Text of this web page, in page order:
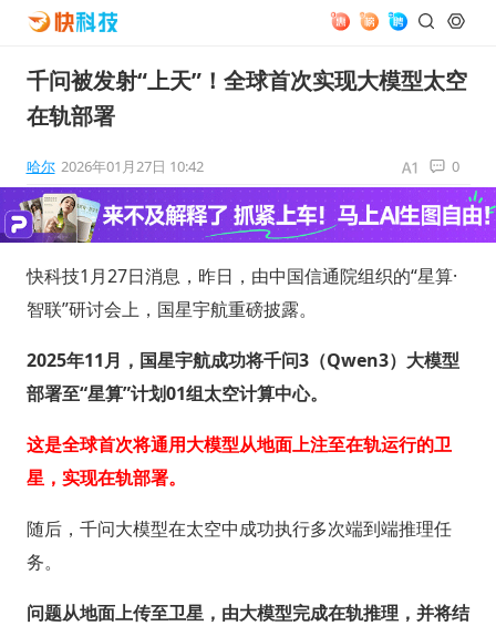
千问被发射“上天”！全球首次实现大模型太空
在轨部署
哈尔 2026年01月27日 10:42 0
快科技1月27日消息，昨日，由中国信通院组织的“星算·
智联”研讨会上，国星宇航重磅披露。
2025年11月，国星宇航成功将千问3（Qwen3）大模型
部署至“星算”计划01组太空计算中心。
这是全球首次将通用大模型从地面上注至在轨运行的卫
星，实现在轨部署。
随后，千问大模型在太空中成功执行多次端到端推理任
务。
问题从地面上传至卫星，由大模型完成在轨推理，并将结